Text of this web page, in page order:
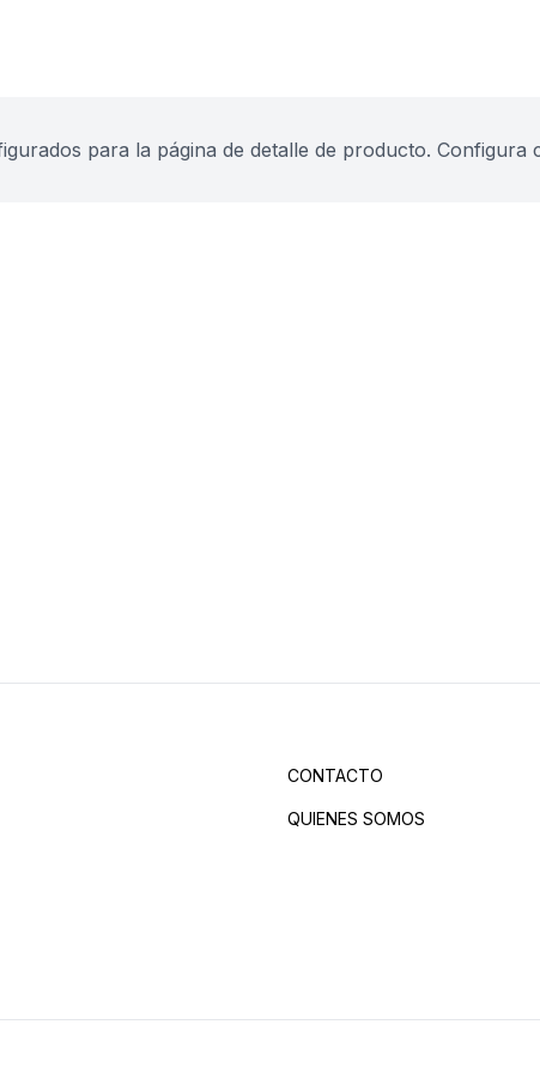
para la página de detalle de producto. Configura
CONTACTO
QUIENES SOMOS